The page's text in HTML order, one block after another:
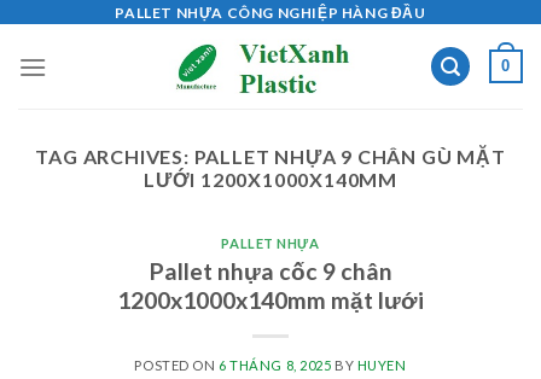
content
PALLET NHỰA CÔNG NGHIỆP HÀNG ĐẦU
0
TAG ARCHIVES: PALLET NHỰA 9 CHÂN GÙ MẶT
LƯỚI 1200X1000X140MM
PALLET NHỰA
Pallet nhựa cốc 9 chân
1200x1000x140mm mặt lưới
POSTED ON 6 THÁNG 8, 2025 BY HUYEN